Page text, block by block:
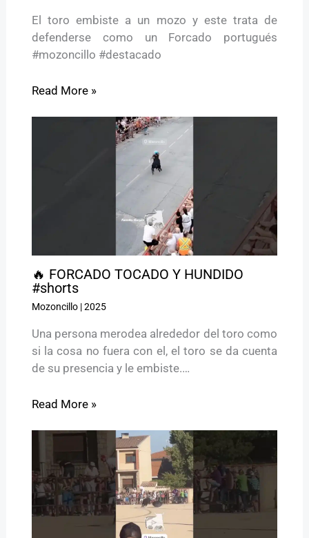
El toro embiste a un mozo y este trata de
defenderse como un Forcado portugués
#mozoncillo #destacado
Read More »
🔥 FORCADO TOCADO Y HUNDIDO
#shorts
Mozoncillo|2025
Una persona merodea alrededor del toro como
si la cosa no fuera con el, el toro se da cuenta
de su presencia y le embiste.…
Read More »